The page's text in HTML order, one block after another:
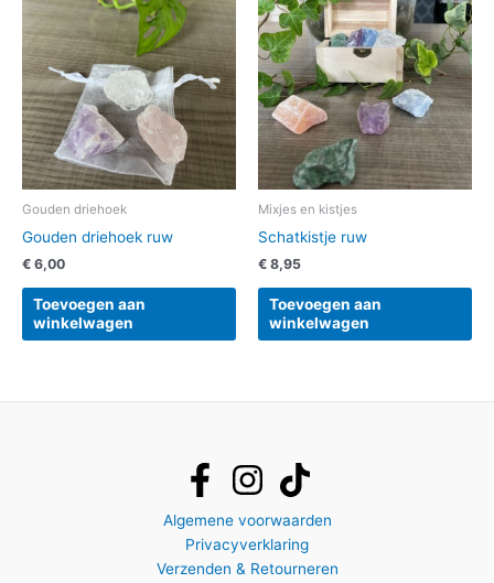
Gouden driehoek
Gouden driehoek ruw
€ 6,00
Toevoegen aan
winkelwagen
Mixjes en kistjes
Schatkistje ruw
€ 8,95
Toevoegen aan
winkelwagen
Algemene voorwaarden
Privacyverklaring
Verzenden & Retourneren